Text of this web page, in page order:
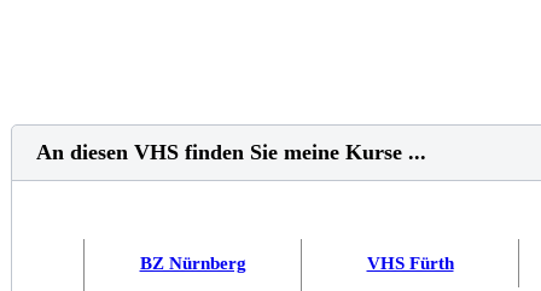
An diesen VHS finden Sie meine Kurse ...
BZ Nürnberg VHS Fürth